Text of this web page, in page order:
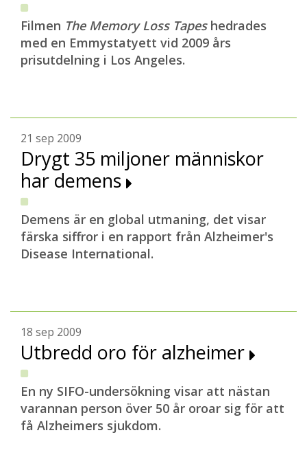
Filmen The Memory Loss Tapeshedrades
med en Emmystatyett vid 2009 års
prisutdelning i Los Angeles.
21 sep 2009
Drygt 35 miljoner människor
har demens
Demens är en global utmaning, det visar
färska siffror i en rapport från Alzheimer's
Disease International.
18 sep 2009
Utbredd oro för alzheimer
En ny SIFO-undersökning visar att nästan
varannan person över 50 år oroar sig för att
få Alzheimers sjukdom.